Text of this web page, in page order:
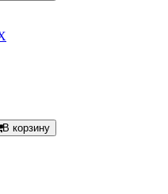
В корзину